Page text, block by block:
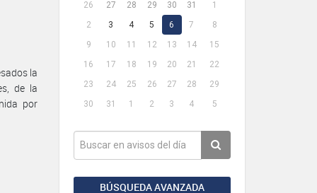
26 27 28 29 30 31
1
2
3 4 5 6 7
8
9
10 11 12 13 14
15
16
17 18 19 20 21
22
23
24 25 26 27 28
29
30
31 1 2 3 4 5
BÚSQUEDA AVANZADA
la
de la
por